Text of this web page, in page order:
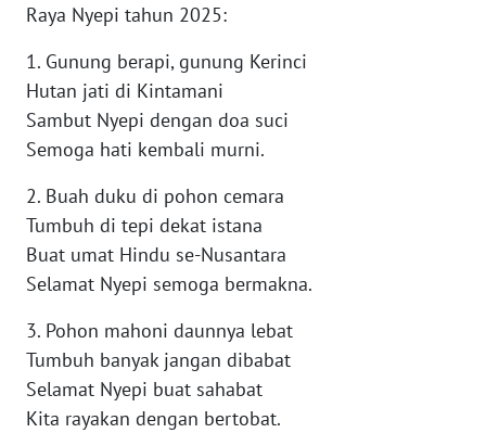
Raya Nyepi tahun 2025:
1. Gunung berapi, gunung Kerinci
Hutan jati di Kintamani
Sambut Nyepi dengan doa suci
Semoga hati kembali murni.
2. Buah duku di pohon cemara
Tumbuh di tepi dekat istana
Buat umat Hindu se-Nusantara
Selamat Nyepi semoga bermakna.
3. Pohon mahoni daunnya lebat
Tumbuh banyak jangan dibabat
Selamat Nyepi buat sahabat
Kita rayakan dengan bertobat.
RIAU
WN
SERAMBI
WN
JAMBI
WN
WN
NTB